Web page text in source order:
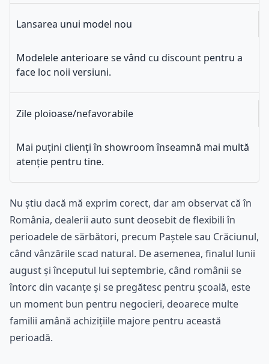
Lansarea unui model nou
Modelele anterioare se vând cu discount pentru a
face loc noii versiuni.
Zile ploioase/nefavorabile
Mai puțini clienți în showroom înseamnă mai multă
atenție pentru tine.
Nu știu dacă mă exprim corect, dar am observat că în
România, dealerii auto sunt deosebit de flexibili în
perioadele de sărbători, precum Paștele sau Crăciunul,
când vânzările scad natural. De asemenea, finalul lunii
august și începutul lui septembrie, când românii se
întorc din vacanțe și se pregătesc pentru școală, este
un moment bun pentru negocieri, deoarece multe
familii amână achizițiile majore pentru această
perioadă.